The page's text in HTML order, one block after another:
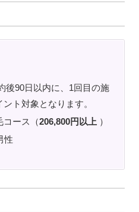
後90日以内に、1回目の施
ト対象となります。
コース（206,800円以上 ）
性